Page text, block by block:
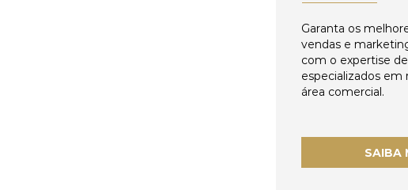
Garanta os
vendas e
com o expertise
especializados em
área comercial.
SAIBA